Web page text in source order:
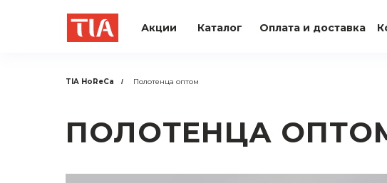
Каталог
Акции Оплата и доставка
TIA HoReCa / Полотенца оптом
ПОЛОТЕНЦА